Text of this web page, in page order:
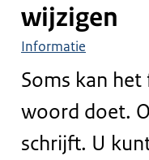
wijzigen
Informatie
Soms kan
woord doet.
schrijft. U